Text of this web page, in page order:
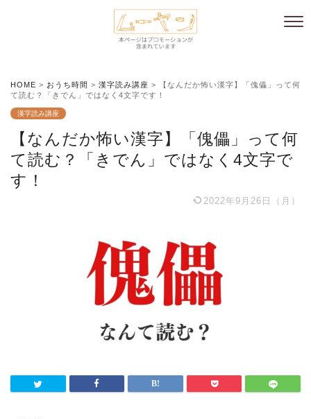
HOME > おうち時間 > 漢字読み講座 >
【なんだか怖い漢字】「傀儡」って何
て読む？「きでん」ではなく4文字です！
漢字読み講座
【なんだか怖い漢字】「傀儡」って何
て読む？「きでん」ではなく4文字で
す！
2022年9月26日（月）